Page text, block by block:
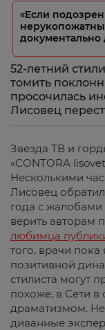
«Если
документально
52-летний
томить
просочилась
Лисовец
Звезда ТВ и
«CONTORA
Несколькими
Лисовец
года с жалобами
верить авторам
любимца
того, врачи
позитивной
стилиста могут
похоже, в Сети
драматизмом.
диванные